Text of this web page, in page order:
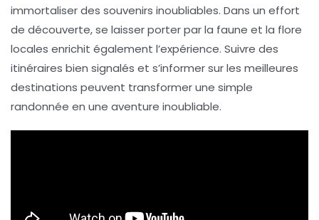
immortaliser des souvenirs inoubliables. Dans un effort
de découverte, se laisser porter par la faune et la flore
locales enrichit également l’expérience. Suivre des
itinéraires bien signalés et s’informer sur les meilleures
destinations peuvent transformer une simple
randonnée en une aventure inoubliable.